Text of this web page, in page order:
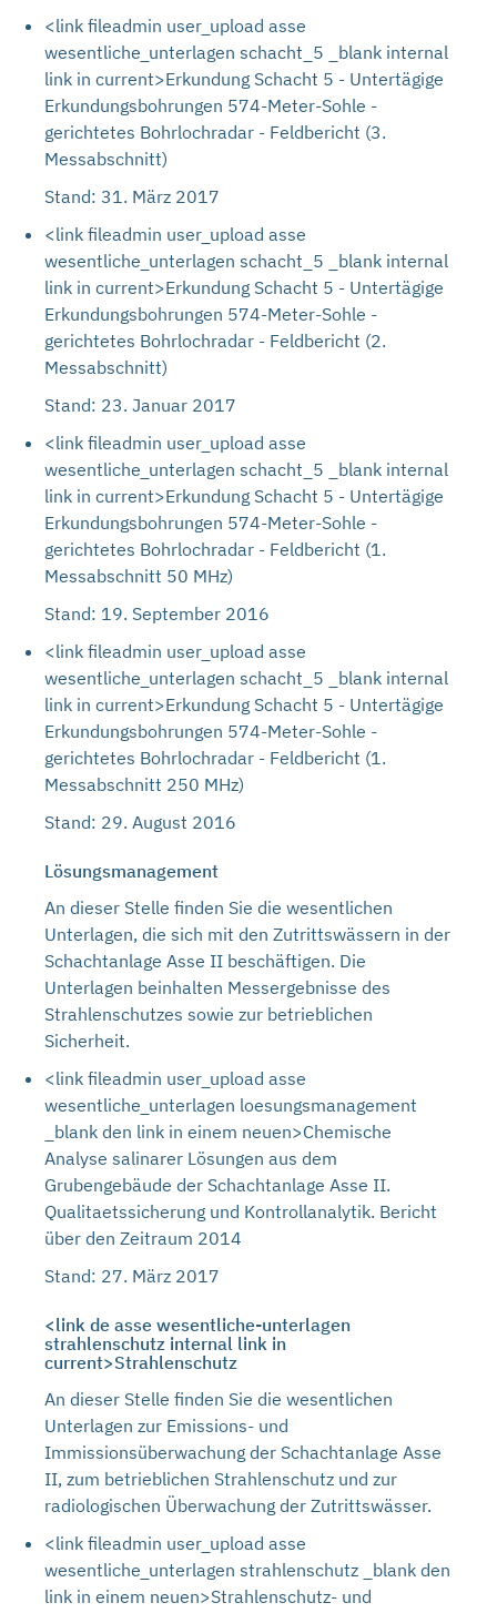
<link fileadmin user_upload asse
wesentliche_unterlagen schacht_5 _blank internal
link in current>Erkundung Schacht 5 - Untertägige
Erkundungsbohrungen 574-Meter-Sohle -
gerichtetes Bohrlochradar - Feldbericht (3.
Messabschnitt)
Stand: 31. März 2017
<link fileadmin user_upload asse
wesentliche_unterlagen schacht_5 _blank internal
link in current>Erkundung Schacht 5 - Untertägige
Erkundungsbohrungen 574-Meter-Sohle -
gerichtetes Bohrlochradar - Feldbericht (2.
Messabschnitt)
Stand: 23. Januar 2017
<link fileadmin user_upload asse
wesentliche_unterlagen schacht_5 _blank internal
link in current>Erkundung Schacht 5 - Untertägige
Erkundungsbohrungen 574-Meter-Sohle -
gerichtetes Bohrlochradar - Feldbericht (1.
Messabschnitt 50 MHz)
Stand: 19. September 2016
<link fileadmin user_upload asse
wesentliche_unterlagen schacht_5 _blank internal
link in current>Erkundung Schacht 5 - Untertägige
Erkundungsbohrungen 574-Meter-Sohle -
gerichtetes Bohrlochradar - Feldbericht (1.
Messabschnitt 250 MHz)
Stand: 29. August 2016
Lösungsmanagement
An dieser Stelle finden Sie die wesentlichen
Unterlagen, die sich mit den Zutrittswässern in der
Schachtanlage Asse II beschäftigen. Die
Unterlagen beinhalten Messergebnisse des
Strahlenschutzes sowie zur betrieblichen
Sicherheit.
<link fileadmin user_upload asse
wesentliche_unterlagen loesungsmanagement
_blank den link in einem neuen>Chemische
Analyse salinarer Lösungen aus dem
Grubengebäude der Schachtanlage Asse II.
Qualitaetssicherung und Kontrollanalytik. Bericht
über den Zeitraum 2014
Stand: 27. März 2017
<link de asse wesentliche-unterlagen
strahlenschutz internal link in
current>Strahlenschutz
An dieser Stelle finden Sie die wesentlichen
Unterlagen zur Emissions- und
Immissionsüberwachung der Schachtanlage Asse
II, zum betrieblichen Strahlenschutz und zur
radiologischen Überwachung der Zutrittswässer.
<link fileadmin user_upload asse
wesentliche_unterlagen strahlenschutz _blank den
link in einem neuen>Strahlenschutz- und